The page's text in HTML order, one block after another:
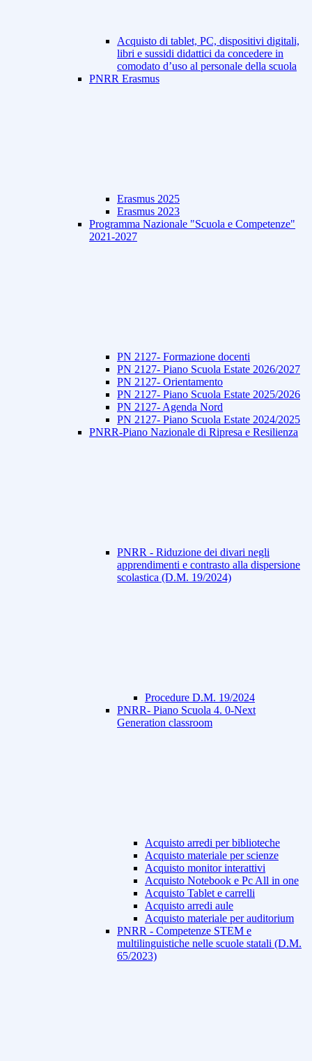
Acquisto di tablet, PC, dispositivi digitali,
libri e sussidi didattici da concedere in
comodato d’uso al personale della scuola
PNRR Erasmus
Erasmus 2025
Erasmus 2023
Programma Nazionale "Scuola e Competenze"
2021-2027
PN 2127- Formazione docenti
PN 2127- Piano Scuola Estate 2026/2027
PN 2127- Orientamento
PN 2127- Piano Scuola Estate 2025/2026
PN 2127- Agenda Nord
PN 2127- Piano Scuola Estate 2024/2025
PNRR-Piano Nazionale di Ripresa e Resilienza
PNRR - Riduzione dei divari negli
apprendimenti e contrasto alla dispersione
scolastica (D.M. 19/2024)
Procedure D.M. 19/2024
PNRR- Piano Scuola 4. 0-Next
Generation classroom
Acquisto arredi per biblioteche
Acquisto materiale per scienze
Acquisto monitor interattivi
Acquisto Notebook e Pc All in one
Acquisto Tablet e carrelli
Acquisto arredi aule
Acquisto materiale per auditorium
PNRR - Competenze STEM e
multilinguistiche nelle scuole statali (D.M.
65/2023)